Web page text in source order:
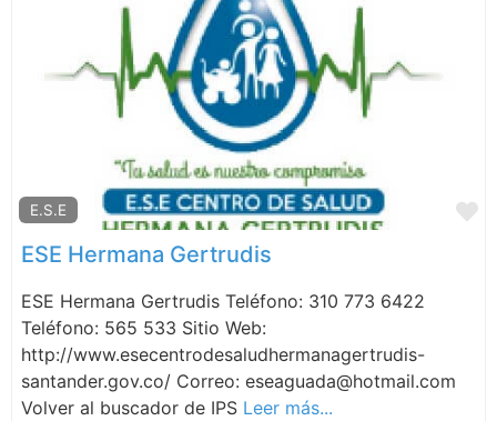
E.S.E
ESE Hermana Gertrudis
ESE Hermana Gertrudis Teléfono: 310 773 6422
Teléfono: 565 533 Sitio Web:
http://www.esecentrodesaludhermanagertrudis-
santander.gov.co/ Correo: eseaguada@hotmail.com
Volver al buscador de IPS Leer más...